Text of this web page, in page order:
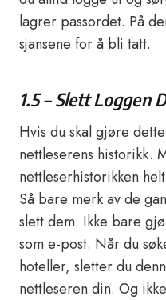
lagrer passordet. På
sjansene for å bli tatt.
1.5 – Slett Loggen
Hvis du skal gjøre
nettleserens historikk.
nettleserhistorikken
Så bare merk av de
slett dem. Ikke bare
som e-post. Når du
hoteller, sletter du
nettleseren din. Og